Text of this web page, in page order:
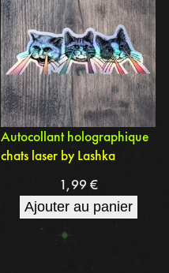
Autocollant holographique
chats laser by Lashka
1,99 €
Ajouter au panier